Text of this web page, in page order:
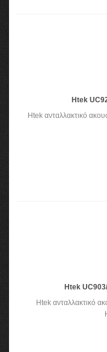
Htek
Htek ανταλλακτικό
Htek
Htek ανταλλακτικό